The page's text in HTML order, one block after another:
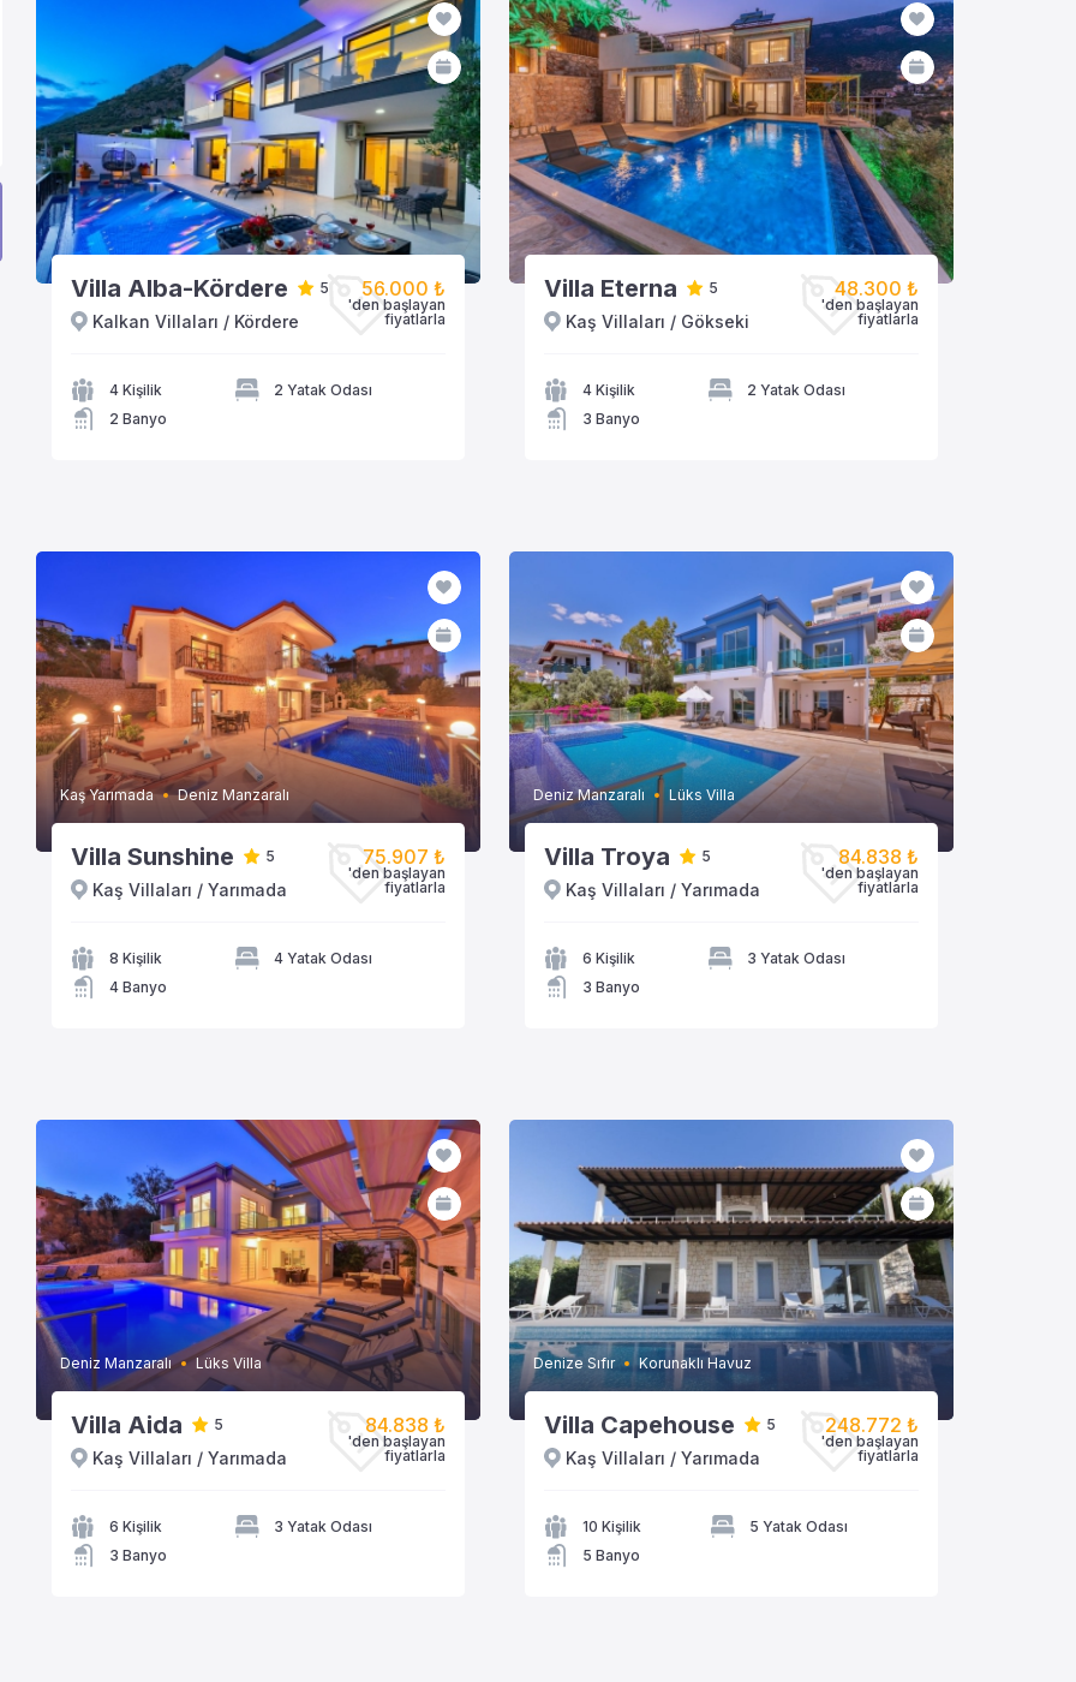
Villa Alba-Kördere 5
Kalkan Villaları / Kördere
56.000 ₺
'den başlayan
fiyatlarla
4 Kişilik
2 Yatak Odası
2 Banyo
VİLLAYA GÖZAT
Villa Eterna 5
Kaş Villaları / Gökseki
48.300 ₺
'den başlayan
fiyatlarla
4 Kişilik
2 Yatak Odası
3 Banyo
VİLLAYA GÖZAT
Kaş Yarımada Deniz Manzaralı
Villa Sunshine 5
Kaş Villaları / Yarımada
75.907 ₺
'den başlayan
fiyatlarla
8 Kişilik
4 Yatak Odası
4 Banyo
VİLLAYA GÖZAT
Deniz Manzaralı Lüks Villa
Villa Troya 5
Kaş Villaları / Yarımada
84.838 ₺
'den başlayan
fiyatlarla
6 Kişilik
3 Yatak Odası
3 Banyo
VİLLAYA GÖZAT
Deniz Manzaralı Lüks Villa
Villa Aida 5
Kaş Villaları / Yarımada
84.838 ₺
'den başlayan
fiyatlarla
6 Kişilik
3 Yatak Odası
3 Banyo
VİLLAYA GÖZAT
Denize Sıfır Korunaklı Havuz
Villa Capehouse 5
Kaş Villaları / Yarımada
248.772 ₺
'den başlayan
fiyatlarla
10 Kişilik
5 Yatak Odası
5 Banyo
VİLLAYA GÖZAT